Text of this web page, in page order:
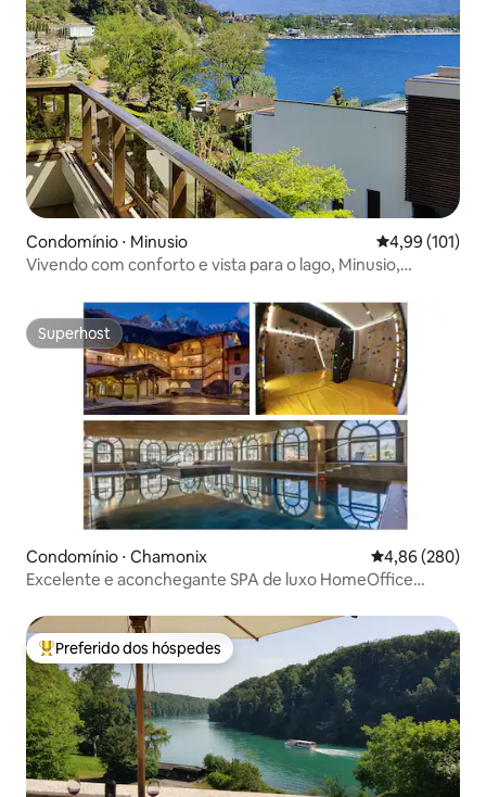
Condomínio ⋅ Minusio 4,99 de uma
4,99 (101)
Vivendo com conforto e vista para o lago, Minusio,
Superhost
Superhost
Condomínio ⋅ Chamonix 4,86 de uma
4,86 (280)
Excelente e aconchegante SPA de luxo HomeOffice
Entre os melhores preferidos dos hóspedes
Preferido dos hóspedes